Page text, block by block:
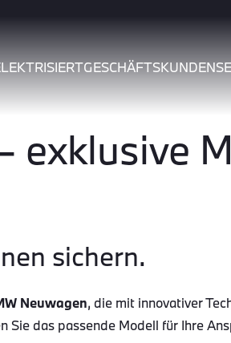
GESCHÄFTSKUNDEN
exklusive
sichern.
Neuwagen, die mit innovativer
Sie das passende Modell für Ihre